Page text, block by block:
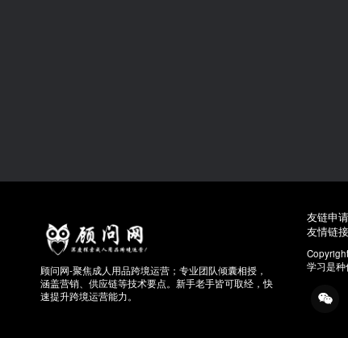
顾问网-聚焦成人用品跨境运营；专业团队倾囊相授，
涵盖营销、供应链等技术要点。新手老手皆可取经，快
速提升跨境运营能力。
友链申请
友情链
学习是种